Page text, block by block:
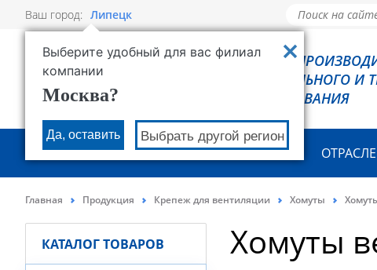
Ваш город: Липецк
Выберите удобный для вас филиал
компании
Москва?
Да, оставить Выбрать другой регион
РОВЕН -
ХОЛОДИЛЬНОГО И
ОБОРУДОВАНИЯ
О КОМПАНИИ ПРОДУКЦИЯ
Главная Продукция Крепеж для вентиляции Хомуты
КАТАЛОГ ТОВАРОВ Хомуты